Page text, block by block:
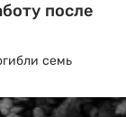
после
семь